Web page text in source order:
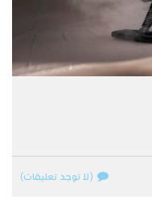
(لا توجد تعليقات)